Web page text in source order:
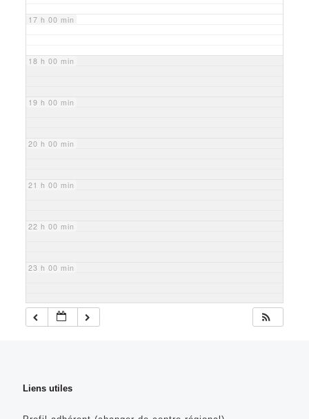
17 h 00 min
18 h 00 min
19 h 00 min
20 h 00 min
21 h 00 min
22 h 00 min
23 h 00 min
Liens utiles